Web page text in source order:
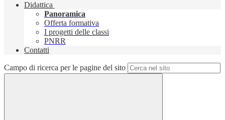
Didattica
Panoramica
Offerta formativa
I progetti delle classi
PNRR
Contatti
Campo di ricerca per le pagine del sito